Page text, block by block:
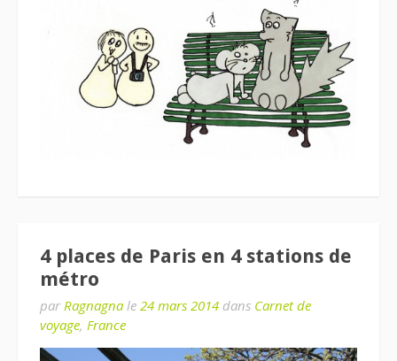
4 places de Paris en 4 stations de
métro
par Ragnagna le 24 mars 2014 dans Carnet de
voyage, France